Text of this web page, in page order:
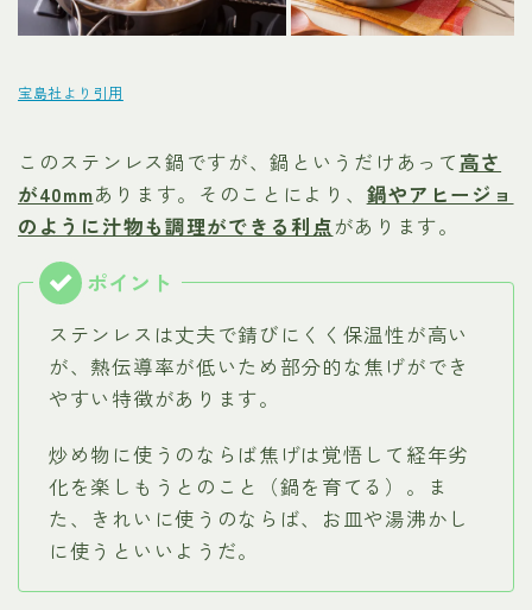
宝島社より引用
このステンレス鍋ですが、鍋というだけあって 高さ
が40mmあります。そのことにより、 鍋やアヒージョ
のように汁物も調理ができる利点があります。
ステンレスは丈夫で錆びにくく保温性が高い
が、熱伝導率が低いため部分的な焦げができ
やすい特徴があります。
炒め物に使うのならば焦げは覚悟して経年劣
化を楽しもうとのこと（鍋を育てる）。ま
た、きれいに使うのならば、お皿や湯沸かし
に使うといいようだ。